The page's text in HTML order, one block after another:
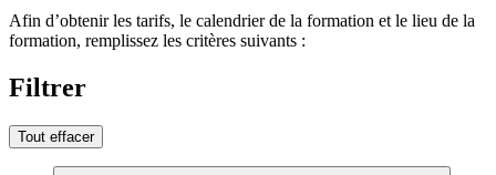
Afin d’obtenir les tarifs, le calendrier de la formation et le lieu de la
formation, remplissez les critères suivants :
Filtrer
Tout effacer